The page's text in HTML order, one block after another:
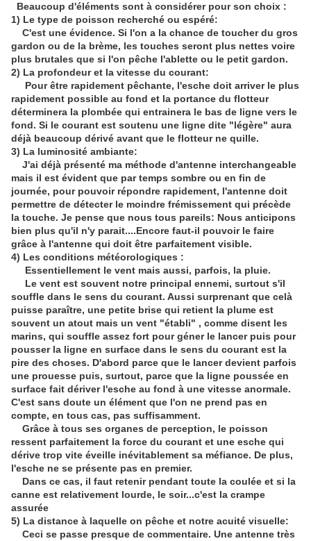
Beaucoup d'éléments sont à considérer pour son choix :
1) Le type de poisson recherché ou espéré:
C'est une évidence. Si l'on a la chance de toucher du gros
gardon ou de la brème, les touches seront plus nettes voire
plus brutales que si l'on pêche l'ablette ou le petit gardon.
2) La profondeur et la vitesse du courant:
Pour être rapidement pêchante, l'esche doit arriver le plus
rapidement possible au fond et la portance du flotteur
déterminera la plombée qui entrainera le bas de ligne vers le
fond. Si le courant est soutenu une ligne dite "légère" aura
déjà beaucoup dérivé avant que le flotteur ne quille.
3) La luminosité ambiante:
J'ai déjà présenté ma méthode d'antenne interchangeable
mais il est évident que par temps sombre ou en fin de
journée, pour pouvoir répondre rapidement, l'antenne doit
permettre de détecter le moindre frémissement qui précède
la touche. Je pense que nous tous pareils: Nous anticipons
bien plus qu'il n'y parait....Encore faut-il pouvoir le faire
grâce à l'antenne qui doit être parfaitement visible.
4) Les conditions météorologiques :
Essentiellement le vent mais aussi, parfois, la pluie.
Le vent est souvent notre principal ennemi, surtout s'il
souffle dans le sens du courant. Aussi surprenant que celà
puisse paraître, une petite brise qui retient la plume est
souvent un atout mais un vent "établi" , comme disent les
marins, qui souffle assez fort pour géner le lancer puis pour
pousser la ligne en surface dans le sens du courant est la
pire des choses. D'abord parce que le lancer devient parfois
une prouesse puis, surtout, parce que la ligne poussée en
surface fait dériver l'esche au fond à une vitesse anormale.
C'est sans doute un élément que l'on ne prend pas en
compte, en tous cas, pas suffisamment.
Grâce à tous ses organes de perception, le poisson
ressent parfaitement la force du courant et une esche qui
dérive trop vite éveille inévitablement sa méfiance. De plus,
l'esche ne se présente pas en premier.
Dans ce cas, il faut retenir pendant toute la coulée et si la
canne est relativement lourde, le soir...c'est la crampe
assurée
5) La distance à laquelle on pêche et notre acuité visuelle:
Ceci se passe presque de commentaire. Une antenne très